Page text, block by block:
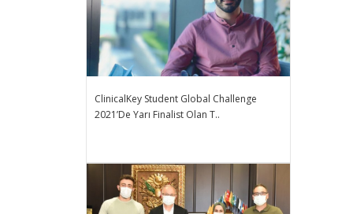
ClinicalKey Student Global Challenge
2021’de Yarı Finalist Olan T..